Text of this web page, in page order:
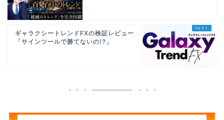
ギャラクシートレンドFXの検証レビュー
「サインツールで勝てないの!?」